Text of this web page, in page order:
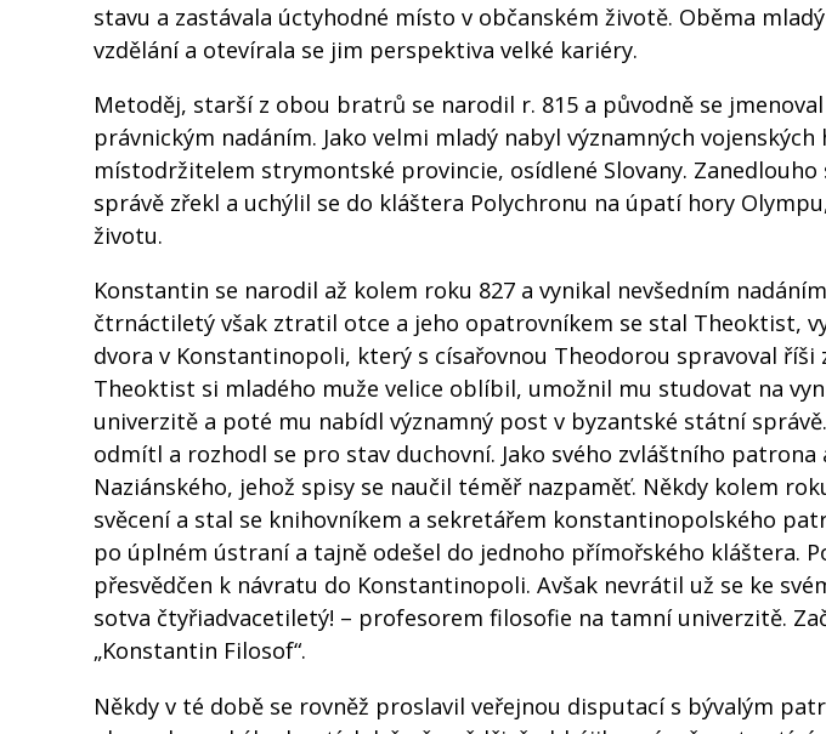
stavu a zastávala úctyhodné místo v občanském životě. Oběma
vzdělání a otevírala se jim perspektiva velké kariéry.
Metoděj, starší z obou bratrů se narodil r. 815 a původně se
právnickým nadáním. Jako velmi mladý nabyl významných
místodržitelem strymontské provincie, osídlené Slovany.
správě zřekl a uchýlil se do kláštera Polychronu na úpatí hory
životu.
Konstantin se narodil až kolem roku 827 a vynikal nevšedním
čtrnáctiletý však ztratil otce a jeho opatrovníkem se stal Theoktist,
dvora v Konstantinopoli, který s císařovnou Theodorou spravoval říši
Theoktist si mladého muže velice oblíbil, umožnil mu studovat na
univerzitě a poté mu nabídl významný post v byzantské státní
odmítl a rozhodl se pro stav duchovní. Jako svého zvláštního patrona
Naziánského, jehož spisy se naučil téměř nazpaměť. Někdy kolem
svěcení a stal se knihovníkem a sekretářem konstantinopolského
po úplném ústraní a tajně odešel do jednoho přímořského kláštera.
přesvědčen k návratu do Konstantinopoli. Avšak nevrátil už se ke
sotva čtyřiadvacetiletý! – profesorem filosofie na tamní univerzitě.
„Konstantin Filosof“.
Někdy v té době se rovněž proslavil veřejnou disputací s bývalým